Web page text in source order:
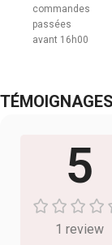
commandes
passées
avant 16h00
5
1 review